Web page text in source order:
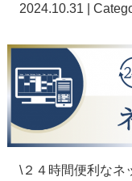
2024.10.31 |
\２４時間便利なネ